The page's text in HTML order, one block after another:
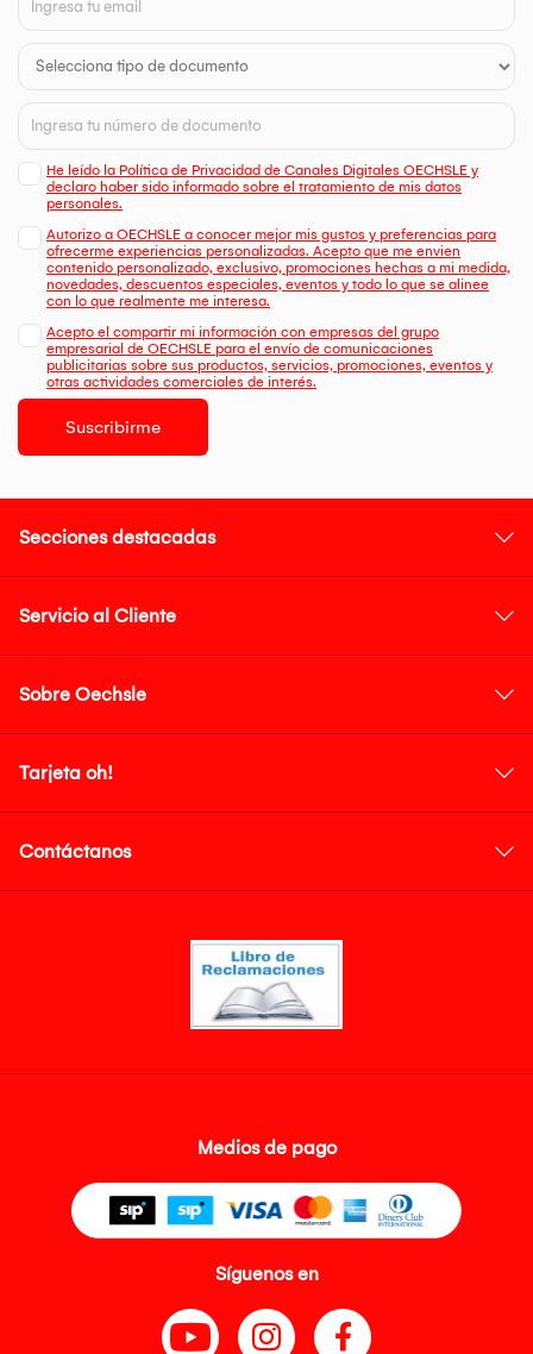
He leído la Política de Privacidad de Canales Digitales OECHSLE y
declaro haber sido informado sobre el tratamiento de mis datos
personales.
Autorizo a OECHSLE a conocer mejor mis gustos y preferencias para
ofrecerme experiencias personalizadas. Acepto que me envien
contenido personalizado, exclusivo, promociones hechas a mi medida,
novedades, descuentos especiales, eventos y todo lo que se alinee
con lo que realmente me interesa.
Acepto el compartir mi información con empresas del grupo
empresarial de OECHSLE para el envío de comunicaciones
publicitarias sobre sus productos, servicios, promociones, eventos y
otras actividades comerciales de interés.
Suscribirme
Secciones destacadas
Servicio al Cliente
Sobre Oechsle
Tarjeta oh!
Contáctanos
Medios de pago
Síguenos en